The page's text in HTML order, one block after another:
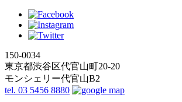
150-0034
東京都渋谷区代官山町20-20
モンシェリー代官山B2
tel. 03 5456 8880